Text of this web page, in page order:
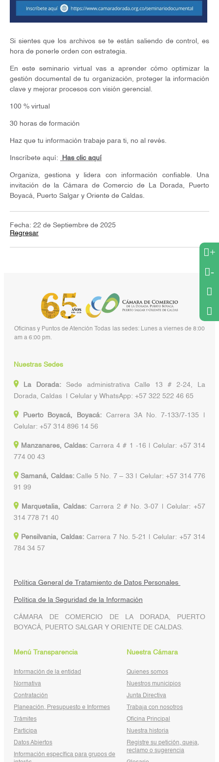
Si sientes que los archivos se te están saliendo de control, es
hora de ponerle orden con estrategia.
En este seminario virtual vas a aprender cómo optimizar la
gestión documental de tu organización, proteger la información
clave y mejorar procesos con visión gerencial.
100 % virtual
30 horas de formación
Haz que tu información trabaje para ti, no al revés.
Inscríbete aquí: Has clic aquí
Organiza, gestiona y lidera con información confiable. Una
invitación de la Cámara de Comercio de La Dorada, Puerto
Boyacá, Puerto Salgar y Oriente de Caldas.
Fecha: 22 de Septiembre de 2025
Regresar
+
-
Oficinas y Puntos de Atención Todas las sedes: Lunes a viernes de 8:00
am a 6:00 pm.
Nuestras Sedes
La Dorada:Sede administrativa Calle 13 # 2-24, La
Dorada, Caldas | Celular y WhatsApp: +57 322 522 46 65
Puerto Boyacá, Boyacá:Carrera 3A No. 7-133/7-135 |
Celular: +57 314 896 14 56
Manzanares, Caldas: Carrera 4 # 1 -16 | Celular: +57 314
774 00 43
Samaná, Caldas:Calle 5 No. 7 – 33 | Celular: +57 314 776
91 99
Marquetalia, Caldas: Carrera 2 # No. 3-07 | Celular: +57
314 778 71 40
Pensilvania, Caldas:Carrera 7 No. 5-21 | Celular: +57 314
784 34 57
Política General de Tratamiento de Datos Personales
Política de la Seguridad de la Información
CÁMARA DE COMERCIO DE LA DORADA, PUERTO
BOYACÁ, PUERTO SALGAR Y ORIENTE DE CALDAS.
Menú Transparencia
Información de la entidad
Normativa
Contratación
Planeación, Presupuesto e Informes
Trámites
Participa
Datos Abiertos
Información específica para grupos de
Nuestra Cámara
Quienes somos
Nuestros municipios
Junta Directiva
Trabaja con nosotros
Oficina Principal
Nuestra historia
Registre su petición, queja,
reclamo o sugerencia